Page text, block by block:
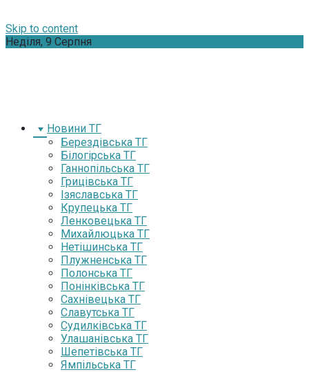
Skip to content
Неділя, 9 Серпня
Новини ТГ
Берездівська ТГ
Білогірська ТГ
Ганнопільська ТГ
Грицівська ТГ
Ізяславська ТГ
Крупецька ТГ
Ленковецька ТГ
Михайлюцька ТГ
Нетішинська ТГ
Плужненська ТГ
Полонська ТГ
Понінківська ТГ
Сахнівецька ТГ
Славутська ТГ
Судилківська ТГ
Улашанівська ТГ
Шепетівська ТГ
Ямпільська ТГ